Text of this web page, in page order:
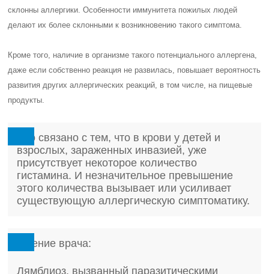
склонны аллергики. Особенности иммунитета пожилых людей
делают их более склонными к возникновению такого симптома.
Кроме того, наличие в организме такого потенциального аллергена,
даже если собственно реакция не развилась, повышает вероятность
развития других аллергических реакций, в том числе, на пищевые
продукты.
Это связано с тем, что в крови у детей и
взрослых, зараженных инвазией, уже
присутствует некоторое количество
гистамина. И незначительное превышение
этого количества вызывает или усиливает
существующую аллергическую симптоматику.
Мнение врача:
Лямблиоз, вызванный паразитическими